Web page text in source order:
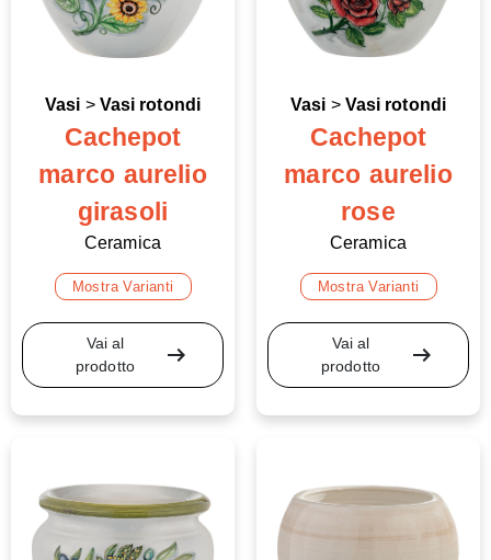
Vasi > Vasi rotondi
Cachepot
marco aurelio
girasoli
Ceramica
Mostra Varianti
Vai al
prodotto
arrow_right_alt
Vasi > Vasi rotondi
Cachepot
marco aurelio
rose
Ceramica
Mostra Varianti
Vai al
prodotto
arrow_right_alt